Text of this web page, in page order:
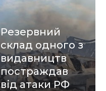
Резервний
склад одного з
видавництв
постраждав
від атаки РФ